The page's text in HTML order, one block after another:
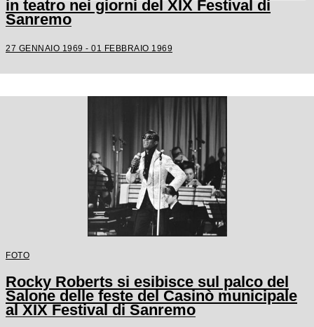
in teatro nei giorni del XIX Festival di
Sanremo
27 GENNAIO 1969 - 01 FEBBRAIO 1969
FOTO
Rocky Roberts si esibisce sul palco del
Salone delle feste del Casinò municipale
al XIX Festival di Sanremo